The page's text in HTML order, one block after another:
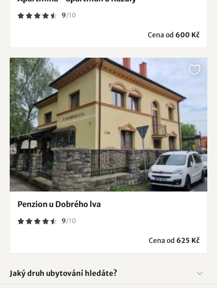
9/10
Cena od 600 Kč
Penzion u Dobrého lva
9/10
Cena od 625 Kč
Jaký druh ubytování hledáte?